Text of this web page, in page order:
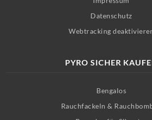
Datenschutz
Webtracking
PYRO SICHER
Bengalos
Rauchfackeln &